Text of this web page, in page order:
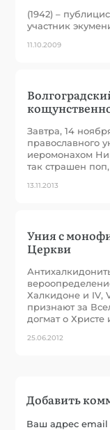
(1942) –
участник
11.10.2009
Завтра, 14
православного
иеромонахом
так страшен
13.11.2013
Уния с
Церкви
Халкидоне и IV,
признают за
догмат о Христе
25.06.2012
Добавить
Ваш адрес email